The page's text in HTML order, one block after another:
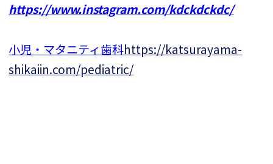
https://www.instagram.com/kdckdckdc/
小児・マタニティ歯科https://katsurayama-
shikaiin.com/pediatric/